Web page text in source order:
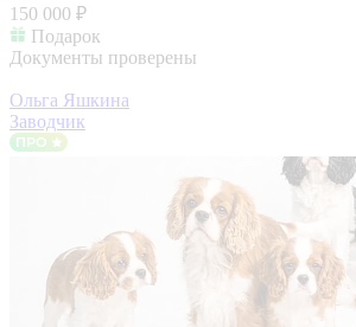
150 000 ₽
Подарок
Документы проверены
Ольга Яшкина
Заводчик